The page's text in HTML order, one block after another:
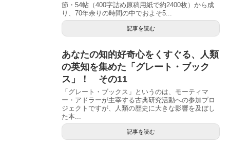
節・54帖（400字詰め原稿用紙で約2400枚）から成
り、70年余りの時間の中でおよそ5...
記事を読む
あなたの知的好奇心をくすぐる、人類
の英知を集めた「グレート・ブック
ス」！ その11
「グレート・ブックス」というのは、モーティマ
ー・アドラーが主宰する古典研究活動への参加プロ
ジェクトですが、人類の歴史に大きな影響を及ぼし
た本...
記事を読む